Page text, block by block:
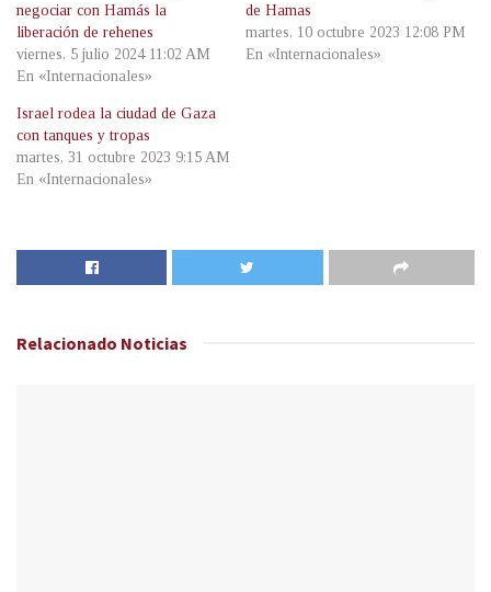
negociar con Hamás la
liberación de rehenes
viernes, 5 julio 2024 11:02 AM
En «Internacionales»
de Hamas
martes, 10 octubre 2023 12:08 PM
En «Internacionales»
Israel rodea la ciudad de Gaza
con tanques y tropas
martes, 31 octubre 2023 9:15 AM
En «Internacionales»
Relacionado Noticias